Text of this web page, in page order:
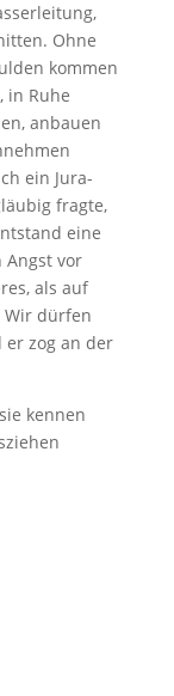
Ohne
kommen
in Ruhe
anbauen
ein Jura-
fragte,
eine
Angst vor
als auf
Wir dürfen
er zog an der
kennen